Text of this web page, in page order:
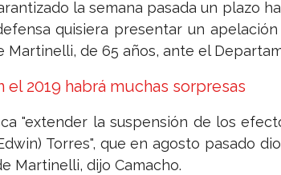
la semana pasada un plazo
quisiera presentar un
Martinelli, de 65 años, ante el
el 2019 habrá muchas sorpresas
"extender la suspensión de los
Torres", que en agosto pasado
Martinelli, dijo Camacho.